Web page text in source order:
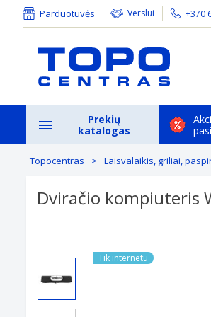
Parduotuvės Verslui +370
Prekių
katalogas
Topocentras Laisvalaikis, griliai,
Dviračio kompiuteris
Tik internetu